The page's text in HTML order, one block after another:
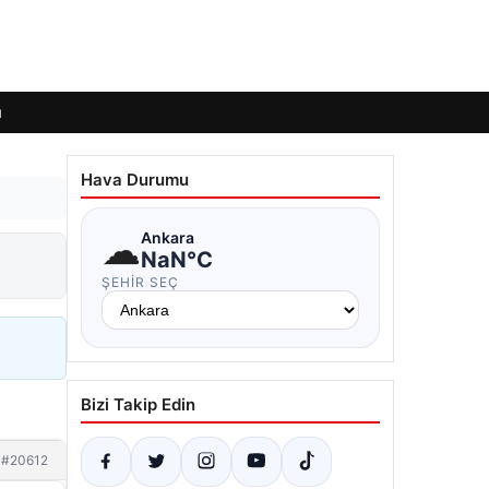
#20612
Hava Durumu
☁Ankara
NaN°C
ŞEHIR SEÇ
Bizi Takip Edin